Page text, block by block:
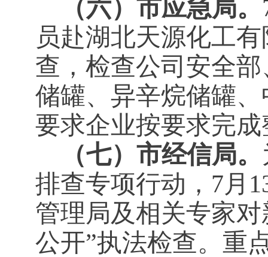
（六）市应急局。
员赴湖北天源化工
查，检查公司安全
储罐、异辛烷储罐
要求企业按要求完
（七）市经信局。
排查专项行动，7月
管理局及相关专家
公开”执法检查。重